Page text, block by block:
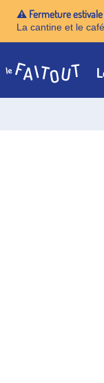
⚠️ Fermeture estivale
La cantine et le
Accueil